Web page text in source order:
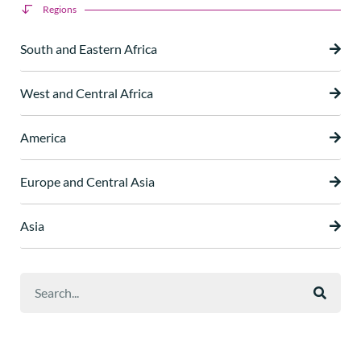
Regions
South and Eastern Africa
West and Central Africa
America
Europe and Central Asia
Asia